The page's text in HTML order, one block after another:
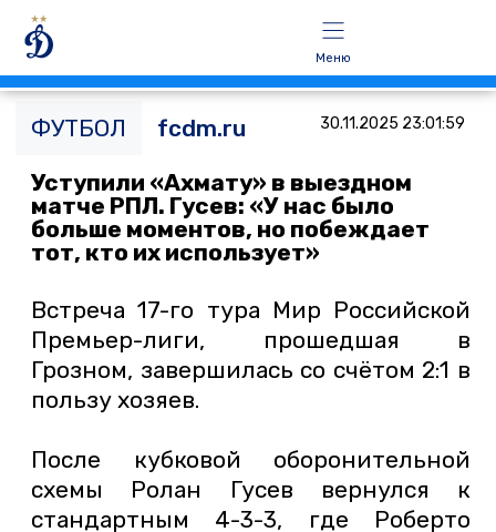
Меню
ФУТБОЛ fcdm.ru 30.11.2025 23:01:59
Уступили «Ахмату» в выездном
матче РПЛ. Гусев: «У нас было
больше моментов, но побеждает
тот, кто их использует»
Встреча 17-го тура Мир Российской
Премьер-лиги, прошедшая в
Грозном, завершилась со счётом 2:1 в
пользу хозяев.
После кубковой оборонительной
схемы Ролан Гусев вернулся к
стандартным 4-3-3, где Роберто